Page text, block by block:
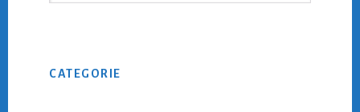
CATEGORIE